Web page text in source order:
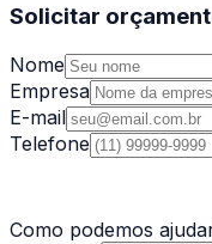
Solicitar
Nome
Empresa
E-mail
Telefone
Como podemos